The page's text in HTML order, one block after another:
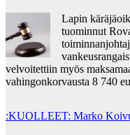
Lapin
tuominnut
velvoitettiin myös
vahingonkorvausta 8 740
:KUOLLEET: Marko